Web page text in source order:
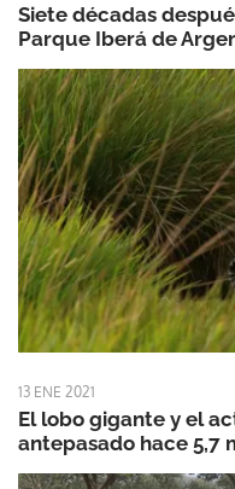
Siete décadas
Parque Iberá de
13 ENE 2021
El lobo gigante y el
antepasado hace 5,7